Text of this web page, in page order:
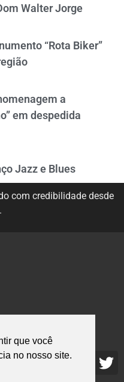
que você
no nosso site.
Walter Jorge
“Rota Biker”
a
em despedida
Jazz e Blues
com credibilidade desde